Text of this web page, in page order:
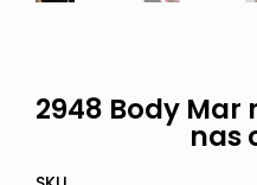
2948 Body
nas